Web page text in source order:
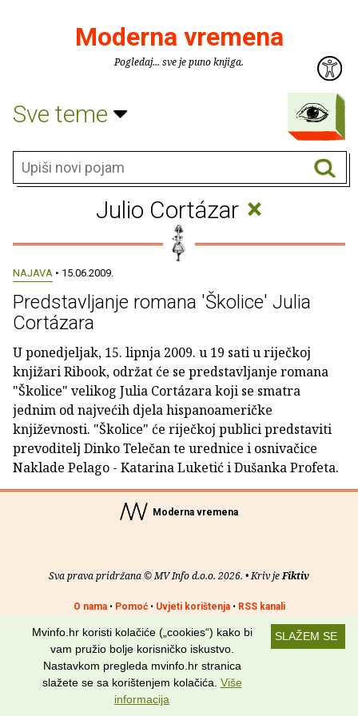
Moderna vremena
Pogledaj... sve je puno knjiga.
Sve teme
Julio Cortázar ×
NAJAVA • 15.06.2009.
Predstavljanje romana 'Školice' Julia
Cortázara
U ponedjeljak, 15. lipnja 2009. u 19 sati u riječkoj
knjižari Ribook, održat će se predstavljanje romana
"Školice" velikog Julia Cortázara koji se smatra
jednim od najvećih djela hispanoameričke
književnosti. "Školice" će riječkoj publici predstaviti
prevoditelj Dinko Telečan te urednice i osnivačice
Naklade Pelago - Katarina Luketić i Dušanka Profeta.
Moderna vremena
Sva prava pridržana © MV Info d.o.o. 2026. • Kriv jeFiktiv
O nama• Pomoć• Uvjeti korištenja• RSS kanali
Potraži nas na: SLAŽEM SE
Mvinfo.hr koristi kolačiće („cookies“) kako bi
vam pružio bolje korisničko iskustvo.
Nastavkom pregleda mvinfo.hr stranica
slažete se sa korištenjem kolačića. Više
informacija